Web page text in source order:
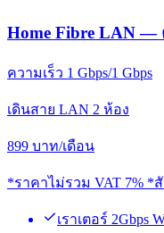
Home Fibre LAN —
ความเร็ว 1 Gbps/1 Gbps
เดินสาย LAN 2 ห้อง
899 บาท/เดือน
*ราคาไม่รวม VAT 7% *
เราเตอร์ 2Gbps